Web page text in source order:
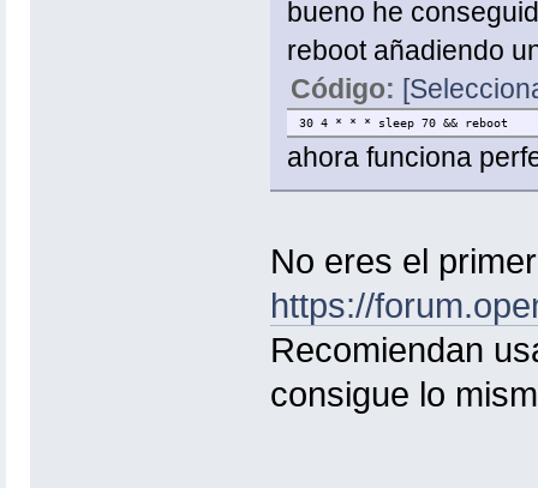
bueno he
reboot añadiendo
Código:
30 4 * * * sleep 70 && reboot
ahora funciona
No eres el
https://
Recomiendan
consigue lo